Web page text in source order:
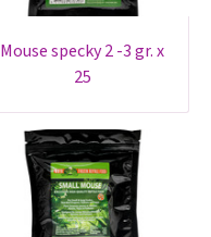
mouse specky 2 -3 gr. x
25